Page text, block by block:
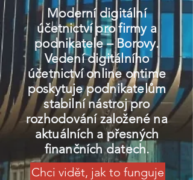
Moderní digitální
účetnictví pro firmy a
podnikatele – Borovy.
Vedení digitálního
účetnictví online ontime
poskytuje podnikatelům
stabilní nástroj pro
rozhodování založené na
aktuálních a přesných
finančních datech.
Chci vidět, jak to funguje